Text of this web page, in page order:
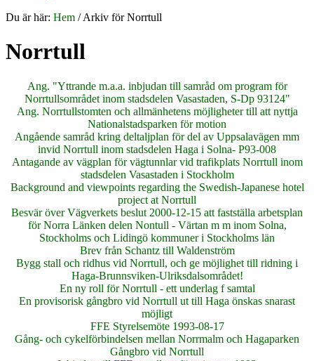
Du är här: Hem /Arkiv för Norrtull
Norrtull
Ang. "Yttrande m.a.a. inbjudan till samråd om program för
Norrtullsområdet inom stadsdelen Vasastaden, S-Dp 93124"
Ang. Norrtullstomten och allmänhetens möjligheter till att nyttja
Nationalstadsparken för motion
Angående samråd kring deltaljplan för del av Uppsalavägen mm
invid Norrtull inom stadsdelen Haga i Solna- P93-008
Antagande av vägplan för vägtunnlar vid trafikplats Norrtull inom
stadsdelen Vasastaden i Stockholm
Background and viewpoints regarding the Swedish-Japanese hotel
project at Norrtull
Besvär över Vägverkets beslut 2000-12-15 att fastställa arbetsplan
för Norra Länken delen Nontull - Värtan m m inom Solna,
Stockholms och Lidingö kommuner i Stockholms län
Brev från Schantz till Waldenström
Bygg stall och ridhus vid Norrtull, och ge möjlighet till ridning i
Haga-Brunnsviken-Ulriksdalsområdet!
En ny roll för Norrtull - ett underlag f samtal
En provisorisk gångbro vid Norrtull ut till Haga önskas snarast
möjligt
FFE Styrelsemöte 1993-08-17
Gång- och cykelförbindelsen mellan Norrmalm och Hagaparken
Gångbro vid Norrtull